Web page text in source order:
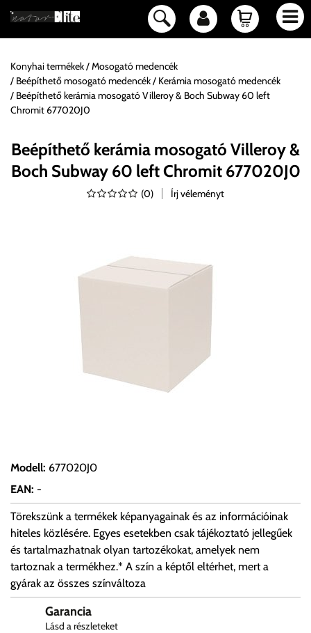
Konyhai termékek
Mosogató medencék
Beépíthető mosogató medencék
Kerámia mosogató medencék
Beépíthető kerámia mosogató Villeroy & Boch Subway 60 left
Chromit 677020J0
Beépíthető kerámia mosogató Villeroy &
Boch Subway 60 left Chromit 677020J0
(0) Írj véleményt
Modell: 677020J0
EAN: -
Törekszünk a termékek képanyagainak és az információinak
hiteles közlésére. Egyes esetekben csak tájékoztató jellegűek
és tartalmazhatnak olyan tartozékokat, amelyek nem
tartoznak a termékhez.* A szín a képtől eltérhet, mert a
gyárak az összes színváltoza
Garancia
Lásd a részleteket